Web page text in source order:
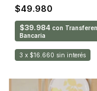
$49.980
$39.984 con
Bancaria
3 x $16.660 sin interés